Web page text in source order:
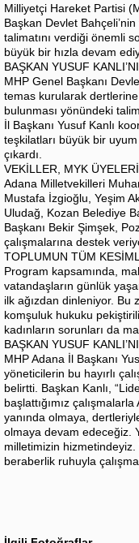
Milliyetçi Hareket Partisi
Başkan Devlet
talimatını verdiği önemli
büyük bir hızla devam
BAŞKAN YUSUF
​MHP Genel Başkanı
temas kurularak dertlerine
bulunması yönündeki
İl Başkanı Yusuf Kanlı
teşkilatları büyük bir
çıkardı.
VEKİLLER, MYK
Adana Milletvekilleri
Mustafa İzgioğlu, Yeşim
Uludağ, Kozan Belediye
Başkanı Bekir Şimşek,
çalışmalarına destek
TOPLUMUN TÜM
Program kapsamında,
vatandaşların günlük
ilk ağızdan dinleniyor. Bu
komşuluk hukuku
kadınların sorunları da
BAŞKAN YUSUF
​MHP Adana İl Başkanı
yöneticilerin bu hayırlı
belirtti. Başkan Kanlı,
başlattığımız
yanında olmaya,
olmaya devam edeceğiz.
milletimizin hizmetindeyiz.
beraberlik ruhuyla